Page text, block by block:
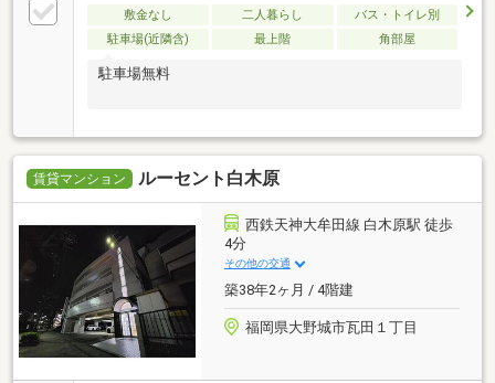
敷金なし 二人暮らし
バス・トイレ別
駐車場(近隣含)
最上階 角部屋
駐車場無料
賃貸マンション ルーセント白木原
西鉄天神大牟田線 白木原駅 徒歩
4分
その他の交通
築38年2ヶ月 / 4階建
福岡県大野城市瓦田１丁目